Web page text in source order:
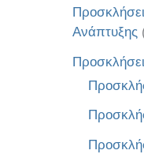
Ανάπτυξης